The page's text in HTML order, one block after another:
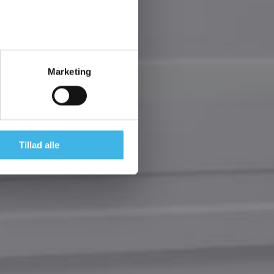
Marketing
Tillad alle